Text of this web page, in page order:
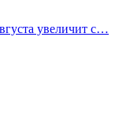
увеличит с…